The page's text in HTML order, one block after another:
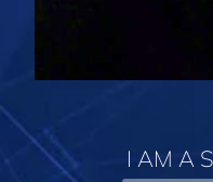
I AM A